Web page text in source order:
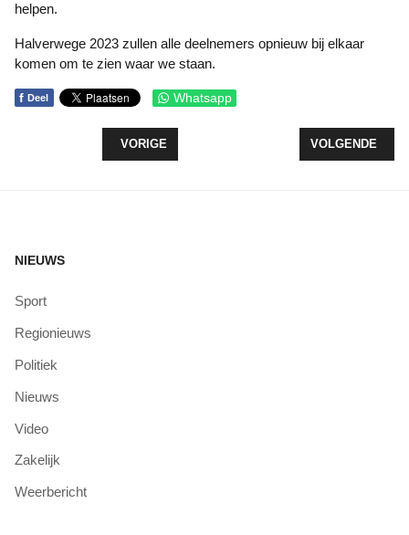
helpen.
Halverwege 2023 zullen alle deelnemers opnieuw bij elkaar
komen om te zien waar we staan.
f Deel Whatsapp
VORIG ARTIKEL: PROVINCIE FLEVOLAND
VORIGE VOLGENDE
VOLGENDE
NIEUWS
Sport
Regionieuws
Politiek
Nieuws
Video
Zakelijk
Weerbericht